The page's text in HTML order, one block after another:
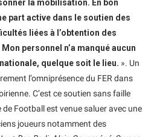
la mobilisation. En bon
part active dans le soutien des
liées à l’obtention des
personnel n’a manqué aucun
quelque soit le lieu. ». Un
l’omniprésence du FER dans
C’est ce soutien sans faille
Football est venue saluer avec une
joueurs notamment des